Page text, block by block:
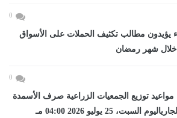
0
يؤيدون مطالب تكثيف الحملات على الأسواق
خلال شهر رمضان
0
مواعيد توزيع الجمعيات الزراعية صرف الأسمدة
السبت، 25 يوليو 2026 04:00 مـ